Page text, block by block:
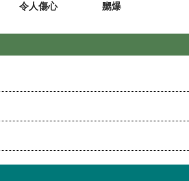
令人傷心 嬲爆